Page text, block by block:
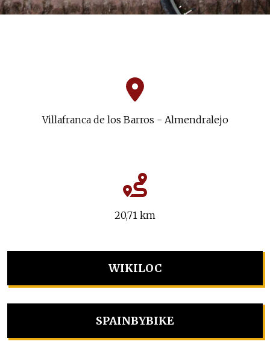
Villafranca de los Barros - Almendralejo
20,71 km
WIKILOC
SPAINBYBIKE